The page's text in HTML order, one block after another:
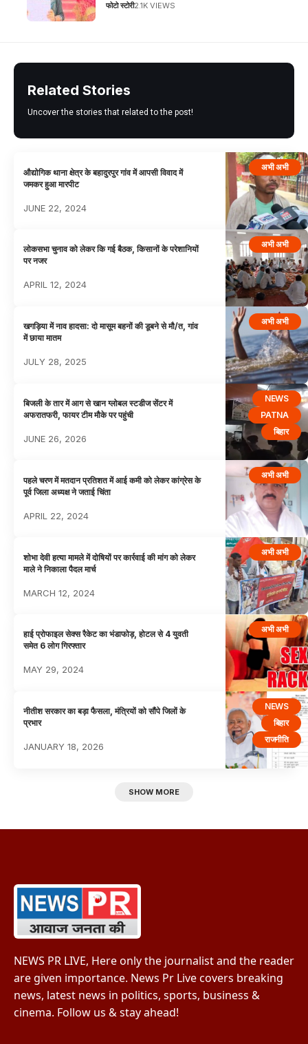
फोटो स्टोरी2.1K VIEWS
Related Stories
Uncover the stories that related to the post!
अभी अभी
औद्योगिक थाना क्षेत्र के बहादुरपुर गांव में आपसी विवाद में
जमकर हुआ मारपीट
JUNE 22, 2024
अभी अभी
लोकसभा चुनाव को लेकर कि गई बैठक, किसानों के परेशानियों
पर नजर
APRIL 12, 2024
अभी अभी
खगड़िया में नाव हादसा: दो मासूम बहनों की डूबने से मौ/त, गांव
में छाया मातम
JULY 28, 2025
NEWS
PATNA
बिहार
बिजली के तार में आग से खान ग्लोबल स्टडीज सेंटर में
अफरातफरी, फायर टीम मौके पर पहुंची
JUNE 26, 2026
अभी अभी
पहले चरण में मतदान प्रतिशत में आई कमी को लेकर कांग्रेस के
पूर्व जिला अध्यक्ष ने जताई चिंता
APRIL 22, 2024
अभी अभी
शोभा देवी हत्या मामले में दोषियों पर कार्रवाई की मांग को लेकर
माले ने निकाला पैदल मार्च
MARCH 12, 2024
अभी अभी
हाई प्रोफाइल सेक्स रैकेट का भंडाफोड़, होटल से 4 युवती
समेत 6 लोग गिरफ्तार
MAY 29, 2024
NEWS
बिहार
राजनीति
नीतीश सरकार का बड़ा फैसला, मंत्रियों को सौंपे जिलों के
प्रभार
JANUARY 18, 2026
SHOW MORE
NEWS PR LIVE, Here only the journalist and the reader
are given importance. News Pr Live covers breaking
news, latest news in politics, sports, business &
cinema. Follow us & stay ahead!